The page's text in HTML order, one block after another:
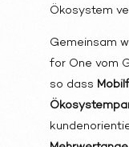
Ökosystem
Gemeinsam
for One vom
so dass